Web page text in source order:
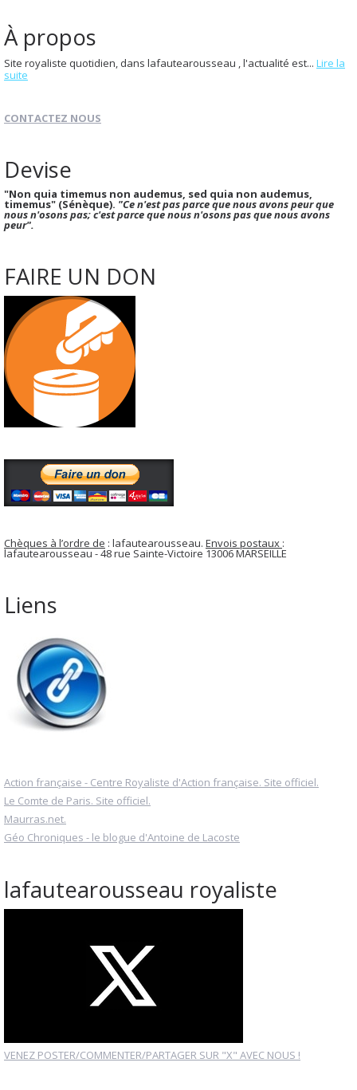
À propos
Site royaliste quotidien, dans lafautearousseau , l'actualité est... Lire la
suite
CONTACTEZ NOUS
Devise
"Non quia timemus non audemus, sed quia non audemus,
timemus" (Sénèque). "Ce n'est pas parce que nous avons peur que
nous n'osons pas; c'est parce que nous n'osons pas que nous avons
peur".
FAIRE UN DON
Chèques à l’ordre de : lafautearousseau. Envois postaux :
lafautearousseau - 48 rue Sainte-Victoire 13006 MARSEILLE
Liens
Action française - Centre Royaliste d'Action française. Site officiel.
Le Comte de Paris. Site officiel.
Maurras.net.
Géo Chroniques - le blogue d'Antoine de Lacoste
lafautearousseau royaliste
VENEZ POSTER/COMMENTER/PARTAGER SUR "X" AVEC NOUS !